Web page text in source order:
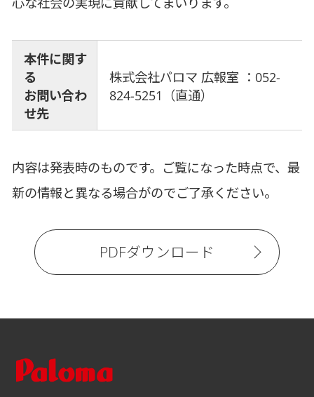
本件に関す
る
お問い合わ
せ先
株式会社パロマ 広報室 ：052-
824-5251（直通）
内容は発表時のものです。ご覧になった時点で、最
新の情報と異なる場合がのでご了承ください。
PDFダウンロード